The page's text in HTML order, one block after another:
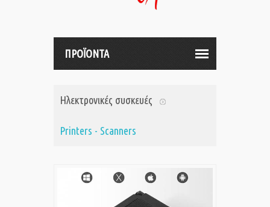
ΠΡΟΪΟΝΤΑ
Ηλεκτρονικές συσκευές
Printers - Scanners